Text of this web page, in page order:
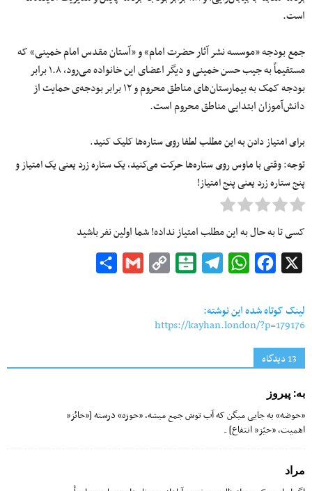
است.
جمع بودجه «موسسه نشر آثار حضرت امام» و «آستان مقدس امام خمینی» که
مستقیماً به جیب حسن خمینی و دیگر اعضای این خانواده می‌رود، ۱.۸ برابر
بودجه کمک به بیمارستان‌های مناطق محروم و ۱۲ برابر بودجه‌ی حمایت از
دانش‌آموزان ابتدایی مناطق محروم است.
برای امتیاز دادن به این مطلب لطفا روی ستاره‌ها کلیک کنید.
توجه: وقتی با ماوس روی ستاره‌ها حرکت می‌کنید، یک ستاره زرد یعنی یک امتیاز و
پنج ستاره زرد یعنی پنج امتیاز!
کسی تا به حال به این مطلب امتیاز نداده! شما اولین نفر باشید
Facebook
WhatsApp
Telegram
Balatarin
Copy
Gmail
لینک کوتاه شده این نوشته:
https://kayhan.london/?p=179176
13 دیدگاه‌
به: پیروز
«حوضه» به جایی میگن که آب توش جمع میشه، «حوزه» درسته [”حائز”
اهمیت، ”حیّز” انتفاع]۔
مراد